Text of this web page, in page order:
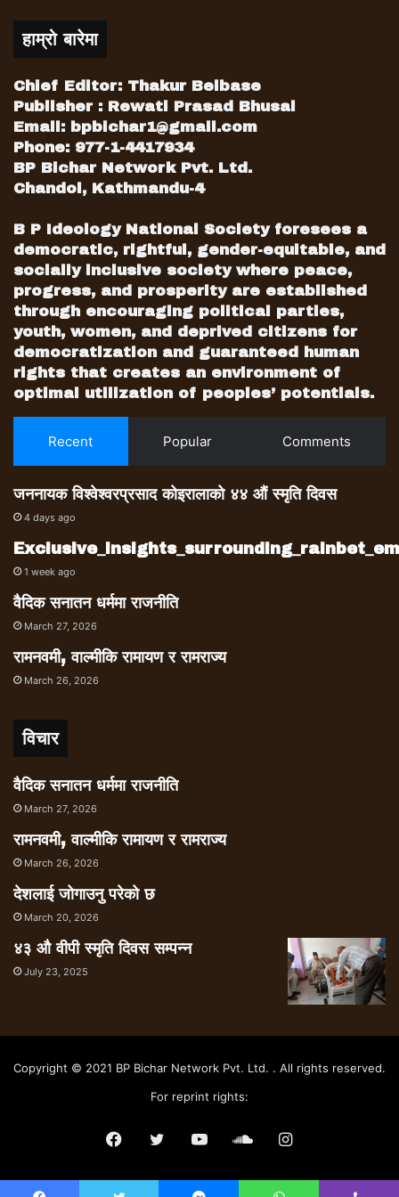
हाम्रो बारेमा
Chief Editor: Thakur Belbase
Publisher : Rewati Prasad Bhusal
Email: bpbichar1@gmail.com
Phone: 977-1-4417934
BP Bichar Network Pvt. Ltd.
Chandol, Kathmandu-4
B P Ideology National Society foresees a
democratic, rightful, gender-equitable, and
socially inclusive society where peace,
progress, and prosperity are established
through encouraging political parties,
youth, women, and deprived citizens for
democratization and guaranteed human
rights that creates an environment of
optimal utilization of peoples’ potentials.
Recent Popular Comments
जननायक विश्वेश्वरप्रसाद कोइरालाको ४४ औं स्मृति दिवस
4 days ago
1 week ago
वैदिक सनातन धर्ममा राजनीति
March 27, 2026
रामनवमी, वाल्मीकि रामायण र रामराज्य
March 26, 2026
विचार
वैदिक सनातन धर्ममा राजनीति
March 27, 2026
रामनवमी, वाल्मीकि रामायण र रामराज्य
March 26, 2026
देशलाई जोगाउनु परेको छ
March 20, 2026
४३ औ वीपी स्मृति दिवस सम्पन्न
July 23, 2025
Copyright © 2021 BP Bichar Network Pvt. Ltd. . All rights reserved.
For reprint rights:
Facebook
TwitterYouTubeSoundCloud
Instagram